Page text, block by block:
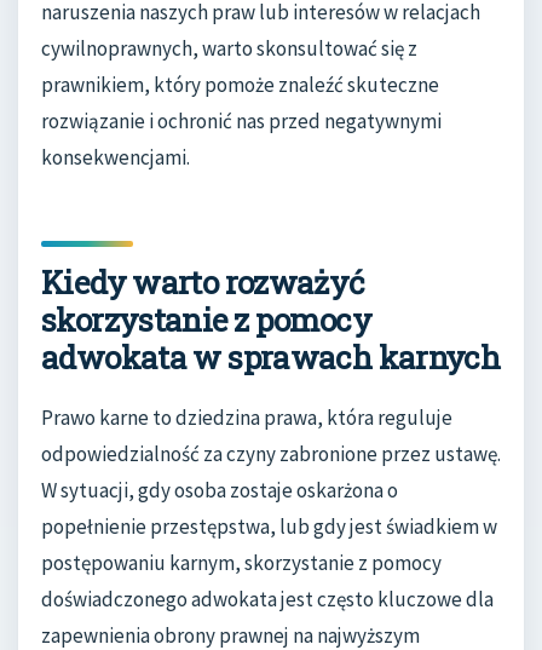
naruszenia naszych praw lub interesów w relacjach
cywilnoprawnych, warto skonsultować się z
prawnikiem, który pomoże znaleźć skuteczne
rozwiązanie i ochronić nas przed negatywnymi
konsekwencjami.
Kiedy warto rozważyć
skorzystanie z pomocy
adwokata w sprawach karnych
Prawo karne to dziedzina prawa, która reguluje
odpowiedzialność za czyny zabronione przez ustawę.
W sytuacji, gdy osoba zostaje oskarżona o
popełnienie przestępstwa, lub gdy jest świadkiem w
postępowaniu karnym, skorzystanie z pomocy
doświadczonego adwokata jest często kluczowe dla
zapewnienia obrony prawnej na najwyższym